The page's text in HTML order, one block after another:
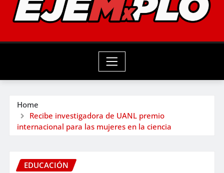
Home
Recibe investigadora de UANL premio
internacional para las mujeres en la ciencia
EDUCACIÓN